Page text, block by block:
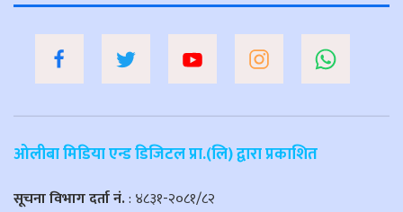
ओलीबा मिडिया एन्ड डिजिटल प्रा.(लि) द्वारा प्रकाशित
सूचना विभाग दर्ता नं.: ४८३१-२०८१/८२